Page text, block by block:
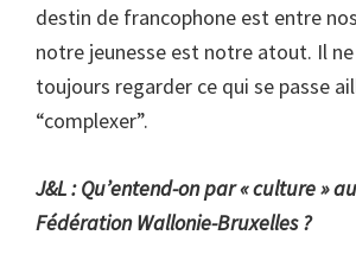
destin de francophone est entre
notre jeunesse est notre atout. Il
toujours regarder ce qui se passe
“complexer”.
J&L : Qu’entend-on par « culture »
Fédération Wallonie-Bruxelles ?